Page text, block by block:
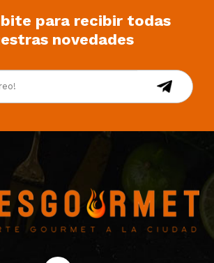
para recibir todas
novedades